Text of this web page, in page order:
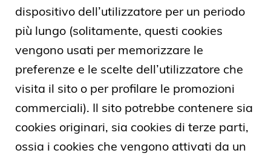
dispositivo dell’utilizzatore per un periodo
più lungo (solitamente, questi cookies
vengono usati per memorizzare le
preferenze e le scelte dell’utilizzatore che
visita il sito o per profilare le promozioni
commerciali). Il sito potrebbe contenere sia
cookies originari, sia cookies di terze parti,
ossia i cookies che vengono attivati da un